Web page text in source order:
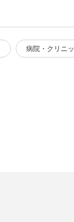
病院・クリニ